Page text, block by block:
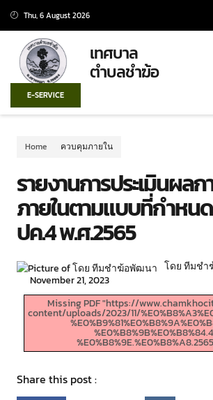
Thu, 6 August 2026
เทศบาล
ตำบลชำฆ้อ
E-SERVICE
Home ควบคุมภายใน
รายงานการประเมินผล
ภายในตามแบบที่กำหน
ปค.4 พ.ศ.2565
โดย ทีมช
November 21, 2023
Missing PDF "https://
content/uploads/2023/11/
Share this post :